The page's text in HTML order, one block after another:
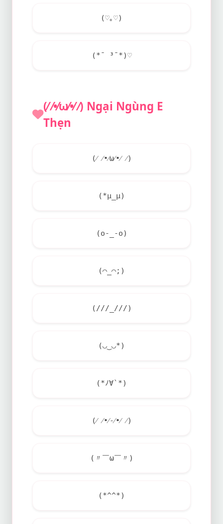
(♡｡♡)
(*¯ ³¯*)♡
(⁄ ⁄•⁄ω⁄•⁄ ⁄) Ngại Ngùng E
Thẹn
(⁄ ⁄•⁄ω⁄•⁄ ⁄)
(*μ_μ)
(o-_-o)
(⌒_⌒;)
(///_///)
(◡‿◡*)
(*ﾉ∀`*)
(⁄ ⁄•⁄-⁄•⁄ ⁄)
(〃￣ω￣〃)
(*^^*)